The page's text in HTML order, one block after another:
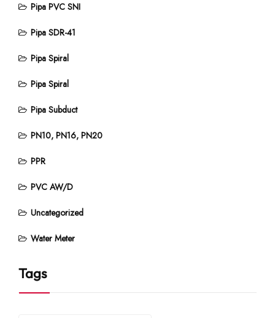
Pipa PVC SNI
Pipa SDR-41
Pipa Spiral
Pipa Spiral
Pipa Subduct
PN10, PN16, PN20
PPR
PVC AW/D
Uncategorized
Water Meter
Tags